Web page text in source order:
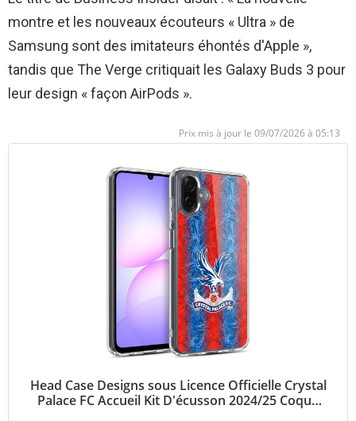
montre et les nouveaux écouteurs « Ultra » de
Samsung sont des imitateurs éhontés d'Apple »,
tandis que The Verge critiquait les Galaxy Buds 3 pour
leur design « façon AirPods ».
09/07/2026 à 05:13
Head Case Designs sous Licence Officielle Crystal
Palace FC Accueil Kit D'écusson 2024/25 Coque